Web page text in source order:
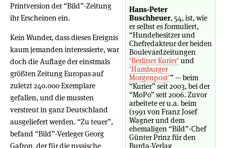
Hans-Peter
Buschheuer, 54, ist, wie
er selbst es formuliert,
“Hundebesitzer und
Chefredakteur der beiden
Boulevardzeitungen
‘Berliner Kurier’ und
‘Hamburger
Morgenpost’” — beim
“Kurier” seit 2003, bei der
“MoPo” seit 2006. Zuvor
arbeitete er u.a. beim
(1991 von Franz Josef
Wagner und dem
ehemaligen “Bild”-Chef
Günter Prinz für den
Burda-Verlag
Printversion der “Bild”-Zeitung
ihr Erscheinen ein.
Kein Wunder, dass dieses Ereignis
kaum jemanden interessierte, war
doch die Auflage der einstmals
größten Zeitung Europas auf
zuletzt 240.000 Exemplare
gefallen, und die mussten
verstreut in ganz Deutschland
ausgeliefert werden. “Zu teuer”,
befand “Bild”-Verleger Georg
Gafron, der für die russische